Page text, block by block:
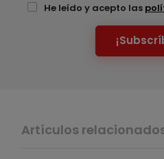
He leído y acepto las
Artículos